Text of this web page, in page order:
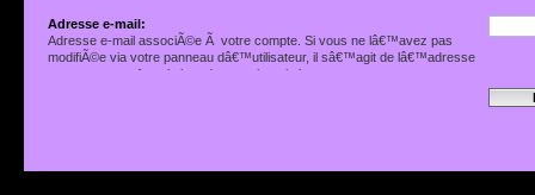
Adresse e-mail:
Adresse e-mail associÃ©e Ã votre compte. Si vous ne lâ€™avez pas
modifiÃ©e via votre panneau dâ€™utilisateur, il sâ€™agit de lâ€™adresse
que vous avez fournie lors de votre inscription.